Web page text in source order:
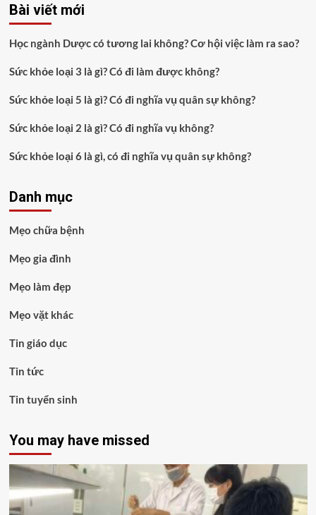
Bài viết mới
Học ngành Dược có tương lai không? Cơ hội việc làm ra sao?
Sức khỏe loại 3 là gì? Có đi làm được không?
Sức khỏe loại 5 là gì? Có đi nghĩa vụ quân sự không?
Sức khỏe loại 2 là gì? Có đi nghĩa vụ không?
Sức khỏe loại 6 là gì, có đi nghĩa vụ quân sự không?
Danh mục
Mẹo chữa bệnh
Mẹo gia đình
Mẹo làm đẹp
Mẹo vặt khác
Tin giáo dục
Tin tức
Tin tuyển sinh
You may have missed